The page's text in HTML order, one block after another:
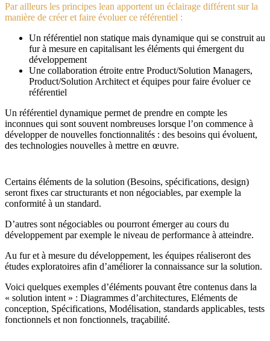
Par ailleurs les principes lean apportent un éclairage différent sur la
manière de créer et faire évoluer ce référentiel :
Un référentiel non statique mais dynamique qui se construit au
fur à mesure en capitalisant les éléments qui émergent du
développement
Une collaboration étroite entre Product/Solution Managers,
Product/Solution Architect et équipes pour faire évoluer ce
référentiel
Un référentiel dynamique permet de prendre en compte les
inconnues qui sont souvent nombreuses lorsque l’on commence à
développer de nouvelles fonctionnalités : des besoins qui évoluent,
des technologies nouvelles à mettre en œuvre.
Certains éléments de la solution (Besoins, spécifications, design)
seront fixes car structurants et non négociables, par exemple la
conformité à un standard.
D’autres sont négociables ou pourront émerger au cours du
développement par exemple le niveau de performance à atteindre.
Au fur et à mesure du développement, les équipes réaliseront des
études exploratoires afin d’améliorer la connaissance sur la solution.
Voici quelques exemples d’éléments pouvant être contenus dans la
« solution intent » : Diagrammes d’architectures, Eléments de
conception, Spécifications, Modélisation, standards applicables, tests
fonctionnels et non fonctionnels, traçabilité.